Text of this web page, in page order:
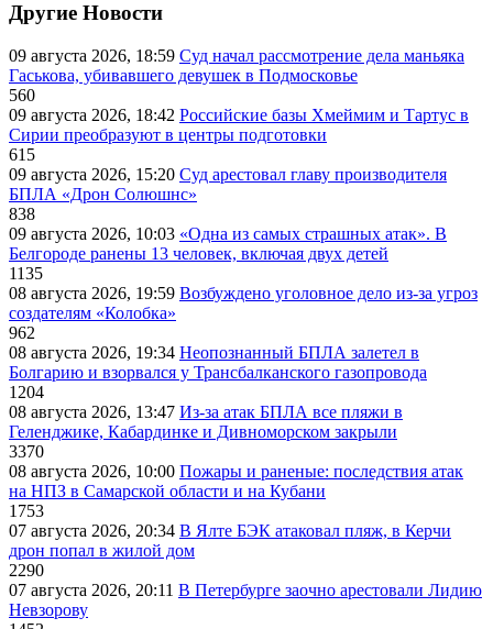
Другие Новости
09 августа 2026, 18:59 Суд начал рассмотрение дела маньяка
Гаськова, убивавшего девушек в Подмосковье
560
09 августа 2026, 18:42 Российские базы Хмеймим и Тартус в
Сирии преобразуют в центры подготовки
615
09 августа 2026, 15:20 Суд арестовал главу производителя
БПЛА «Дрон Солюшнс»
838
09 августа 2026, 10:03 «Одна из самых страшных атак». В
Белгороде ранены 13 человек, включая двух детей
1135
08 августа 2026, 19:59 Возбуждено уголовное дело из-за угроз
создателям «Колобка»
962
08 августа 2026, 19:34 Неопознанный БПЛА залетел в
Болгарию и взорвался у Трансбалканского газопровода
1204
08 августа 2026, 13:47 Из-за атак БПЛА все пляжи в
Геленджике, Кабардинке и Дивноморском закрыли
3370
08 августа 2026, 10:00 Пожары и раненые: последствия атак
на НПЗ в Самарской области и на Кубани
1753
07 августа 2026, 20:34 В Ялте БЭК атаковал пляж, в Керчи
дрон попал в жилой дом
2290
07 августа 2026, 20:11 В Петербурге заочно арестовали Лидию
Невзорову